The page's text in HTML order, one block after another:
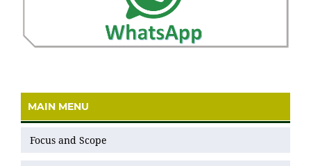
MAIN MENU
Focus and Scope